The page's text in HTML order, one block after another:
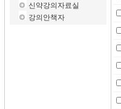
신약강의자료실
강의안책자